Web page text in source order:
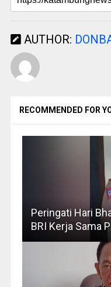
AUTHOR:
RECOMMENDED FOR
Peringati Hari
BRI Kerja Sama